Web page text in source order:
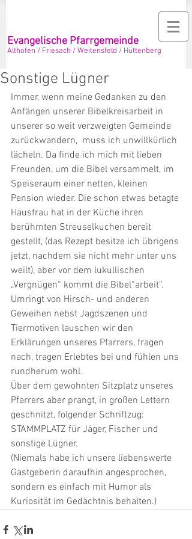
Evangelische Pfarrgemeinde
Althofen / Friesach / Weitensfeld / Hüttenberg
Sonstige Lügner
Immer, wenn meine Gedanken zu den
Anfängen unserer Bibelkreisarbeit in
unserer so weit verzweigten Gemeinde
zurückwandern,  muss ich unwillkürlich
lächeln. Da finde ich mich mit lieben
Freunden, um die Bibel versammelt, im
Speiseraum einer netten, kleinen
Pension wieder. Die schon etwas betagte
Hausfrau hat in der Küche ihren
berühmten Streuselkuchen bereit
gestellt, (das Rezept besitze ich übrigens
jetzt, nachdem sie nicht mehr unter uns
weilt), aber vor dem lukullischen
„Vergnügen“ kommt die Bibel“arbeit“.
Umringt von Hirsch- und anderen
Geweihen nebst Jagdszenen und
Tiermotiven lauschen wir den
Erklärungen unseres Pfarrers, fragen
nach, tragen Erlebtes bei und fühlen uns
rundherum wohl.
Über dem gewohnten Sitzplatz unseres
Pfarrers aber prangt, in großen Lettern
geschnitzt, folgender Schriftzug:
STAMMPLATZ für Jäger, Fischer und
sonstige Lügner.
(Niemals habe ich unsere liebenswerte
Gastgeberin daraufhin angesprochen,
sondern es einfach mit Humor als
Kuriosität im Gedächtnis behalten.)